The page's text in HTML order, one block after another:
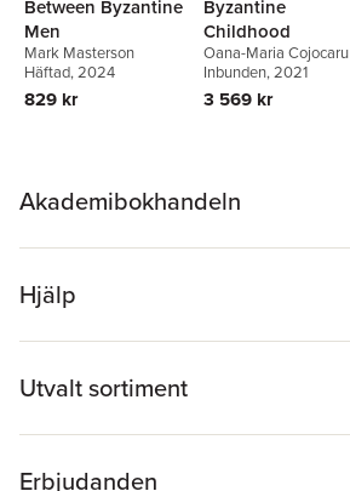
Between Byzantine
Men
Mark Masterson
Häftad, 2024
829 kr
Byzantine
Childhood
Oana-Maria Cojocaru
Inbunden, 2021
3 569 kr
Akademibokhandeln
Hjälp
Utvalt sortiment
Erbjudanden